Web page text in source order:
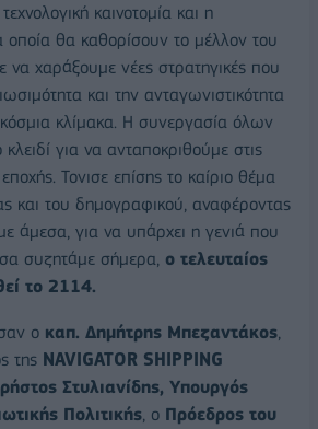
καινοτομία και η
οποία θα καθορίσουν το μέλλον του
να χαράξουμε νέες στρατηγικές που
και την ανταγωνιστικότητα
κλίμακα. Η συνεργασία όλων
για να ανταποκριθούμε στις
Τονισε επίσης το καίριο θέμα
και του δημογραφικού, αναφέροντας
άμεσα, για να υπάρχει η γενιά που
συζητάμε σήμερα, ο τελευταίος
το 2114.
ο καπ. Δημήτρης Μπεζαντάκος
της NAVIGATOR SHIPPING
Στυλιανίδης, Υπουργός
Πολιτικής , ο Πρόεδρος του